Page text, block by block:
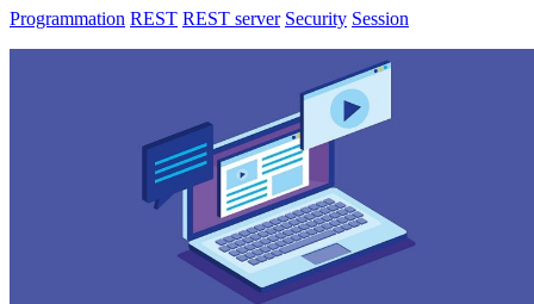
Programmation REST REST server Security Session